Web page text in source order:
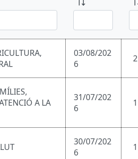
03/08/202
6
2
A LA
31/07/202
6
1
30/07/202
6
1